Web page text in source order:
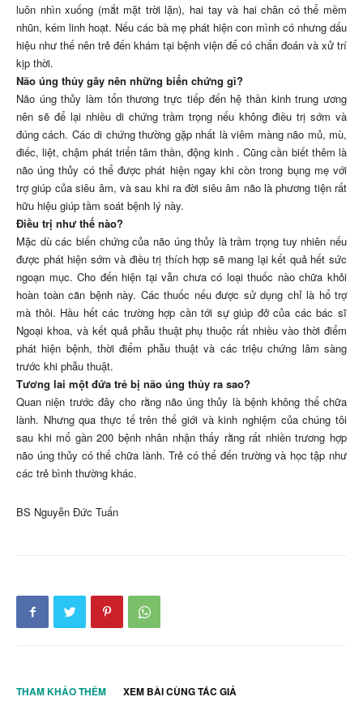
luôn nhìn xuống (mắt mặt trời lặn), hai tay và hai chân có thể mềm
nhũn, kém linh hoạt. Nếu các bà mẹ phát hiện con mình có nhưng dấu
hiệu như thế nên trẻ đến khám tại bệnh viện để có chẩn đoán và xử trí
kịp thời.
Não úng thủy gây nên những biến chứng gì?
Não úng thủy làm tổn thương trực tiếp đến hệ thần kinh trung ương
nên sẽ để lại nhiều di chứng trầm trọng nếu không điều trị sớm và
đúng cách. Các di chứng thường gặp nhất là viêm màng não mủ, mù,
điếc, liệt, chậm phát triển tâm thần, động kinh . Cũng cần biết thêm là
não úng thủy có thể được phát hiện ngay khi còn trong bụng mẹ với
trợ giúp của siêu âm, và sau khi ra đời siêu âm não là phương tiện rất
hữu hiệu giúp tầm soát bệnh lý này.
Điều trị như thế nào?
Mặc dù các biến chứng của não úng thủy là trầm trọng tuy nhiên nếu
được phát hiện sớm và điều trị thích hợp sẽ mang lại kết quả hết sức
ngoạn mục. Cho đến hiện tại vẫn chưa có loại thuốc nào chữa khỏi
hoàn toàn căn bệnh này. Các thuốc nếu được sử dụng chỉ là hổ trợ
mà thôi. Hầu hết các trường hợp cần tới sự giúp đở của các bác sĩ
Ngoại khoa, và kết quả phẫu thuật phụ thuộc rất nhiều vào thời điểm
phát hiện bệnh, thời điểm phẫu thuật và các triệu chứng lâm sàng
trước khi phẫu thuật.
Tương lai một đứa trẻ bị não úng thủy ra sao?
Quan niện trước đây cho rằng não úng thủy là bệnh không thể chữa
lành. Nhưng qua thực tế trên thế giới và kinh nghiệm của chúng tôi
sau khi mổ gần 200 bệnh nhân nhận thấy rằng rất nhiền trương hợp
não úng thủy có thể chữa lành. Trẻ có thể đến trường và học tập như
các trẻ bình thường khác.
BS Nguyễn Đức Tuấn
THAM KHẢO THÊM XEM BÀI CÙNG TÁC GIẢ